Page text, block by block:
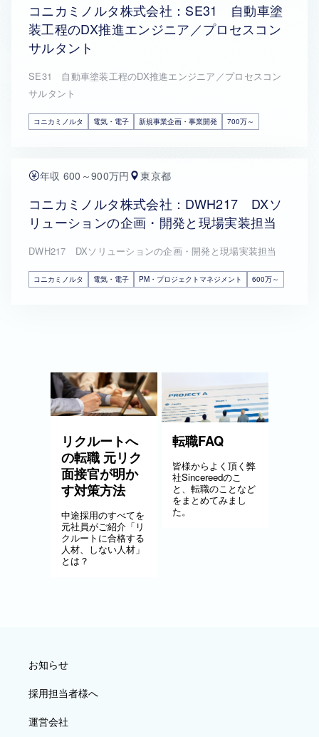
コニカミノルタ株式会社：SE31 自動車塗
装工程のDX推進エンジニア／プロセスコン
サルタント
SE31 自動車塗装工程のDX推進エンジニア／プロセスコン
サルタント
コニカミノルタ 電気・電子 新規事業企画・事業開発 700万～
年収 600～900万円 東京都
コニカミノルタ株式会社：DWH217 DXソ
リューションの企画・開発と現場実装担当
DWH217 DXソリューションの企画・開発と現場実装担当
コニカミノルタ 電気・電子 PM・プロジェクトマネジメント 600万～
リクルートへ
の転職 元リク
面接官が明か
す対策方法
中途採用のすべてを
元社員がご紹介「リ
クルートに合格する
人材、しない人材」
とは？
転職FAQ
皆様からよく頂く弊
社Sincereedのこ
と、転職のことなど
をまとめてみまし
た。
お知らせ
採用担当者様へ
運営会社